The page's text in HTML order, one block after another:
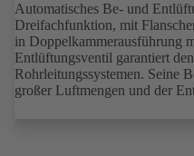
Automatisches Be- und
Dreifachfunktion, mit
in Doppelkammerausführung
Entlüftungsventil garantiert
Rohrleitungssystemen. Seine
großer Luftmengen und der